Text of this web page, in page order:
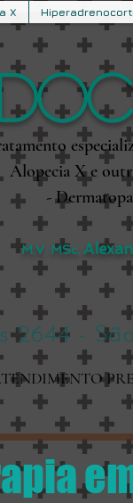
X
M.V. MSc.
Alopecia X e
-
2644 -